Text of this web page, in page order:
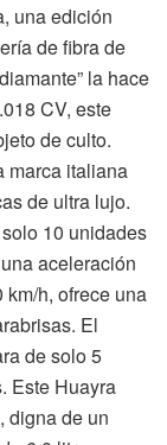
una edición
de fibra de
la hace
CV, este
de culto.
marca italiana
de ultra lujo.
10 unidades
aceleración
h, ofrece una
El
de solo 5
Este Huayra
digna de un